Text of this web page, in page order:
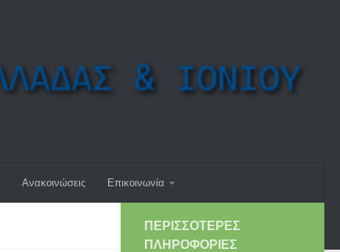
Ανακοινώσεις Επικοινωνία
ΠΕΡΙΣΣΌΤΕΡΕΣ
ΠΛΗΡΟΦΟΡΊΕΣ